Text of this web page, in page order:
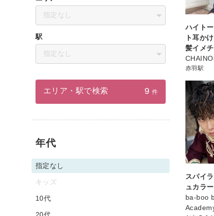
ハイト
ト耳か
髪イメ
赤羽駅
スパイ
ュカラー
ba-boo
指定なし
駅
指定なし
エリア・駅で検索 9 件
年代
指定なし
キッズ
10代
20代